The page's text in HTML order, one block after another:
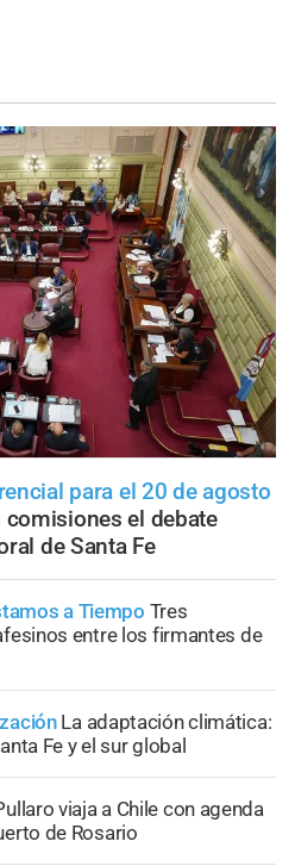
para el 20 de agosto
el debate
de Santa Fe
a Tiempo Tres
entre los firmantes de
La adaptación climática:
Fe y el sur global
viaja a Chile con agenda
de Rosario